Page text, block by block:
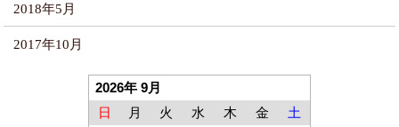
2018年5月
2017年10月
2026年 9月
日
月 火 水 木 金
土